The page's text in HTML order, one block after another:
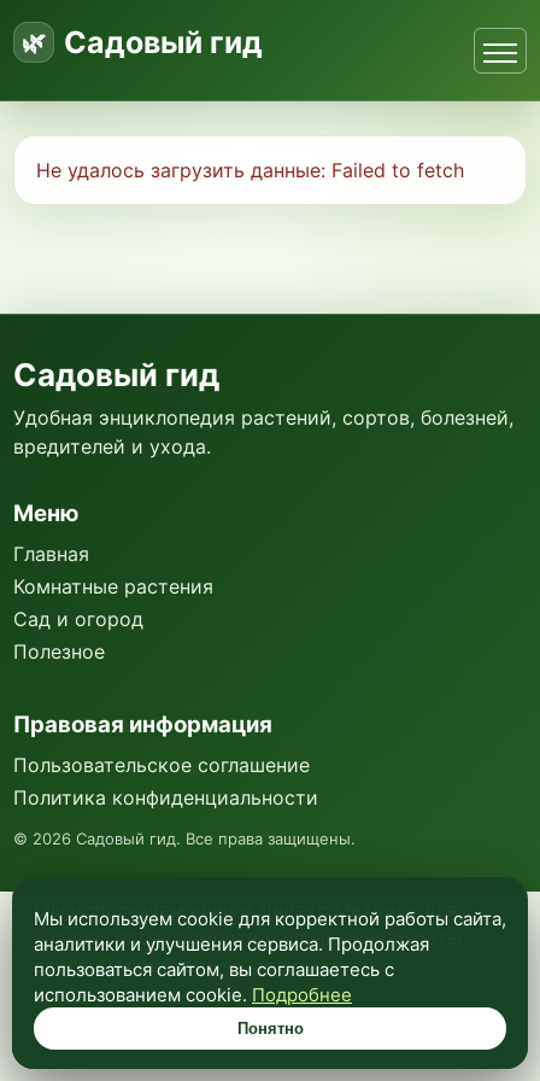
Садовый гид
Не удалось загрузить данные: Failed to fetch
Мы используем куки и Яндекс Метрику для
анализа посещаемости и улучшения работы
сайта. Подробнее —в политике
конфиденциальности.
Понятно
Садовый гид
Удобная энциклопедия растений, сортов, болезней,
вредителей и ухода.
Меню
Главная
Комнатные растения
Сад и огород
Полезное
Правовая информация
Пользовательское соглашение
Политика конфиденциальности
© 2026 Садовый гид. Все права защищены.
Мы используем cookie для корректной работы сайта,
аналитики и улучшения сервиса. Продолжая
пользоваться сайтом, вы соглашаетесь с
использованием cookie. Подробнее
Понятно